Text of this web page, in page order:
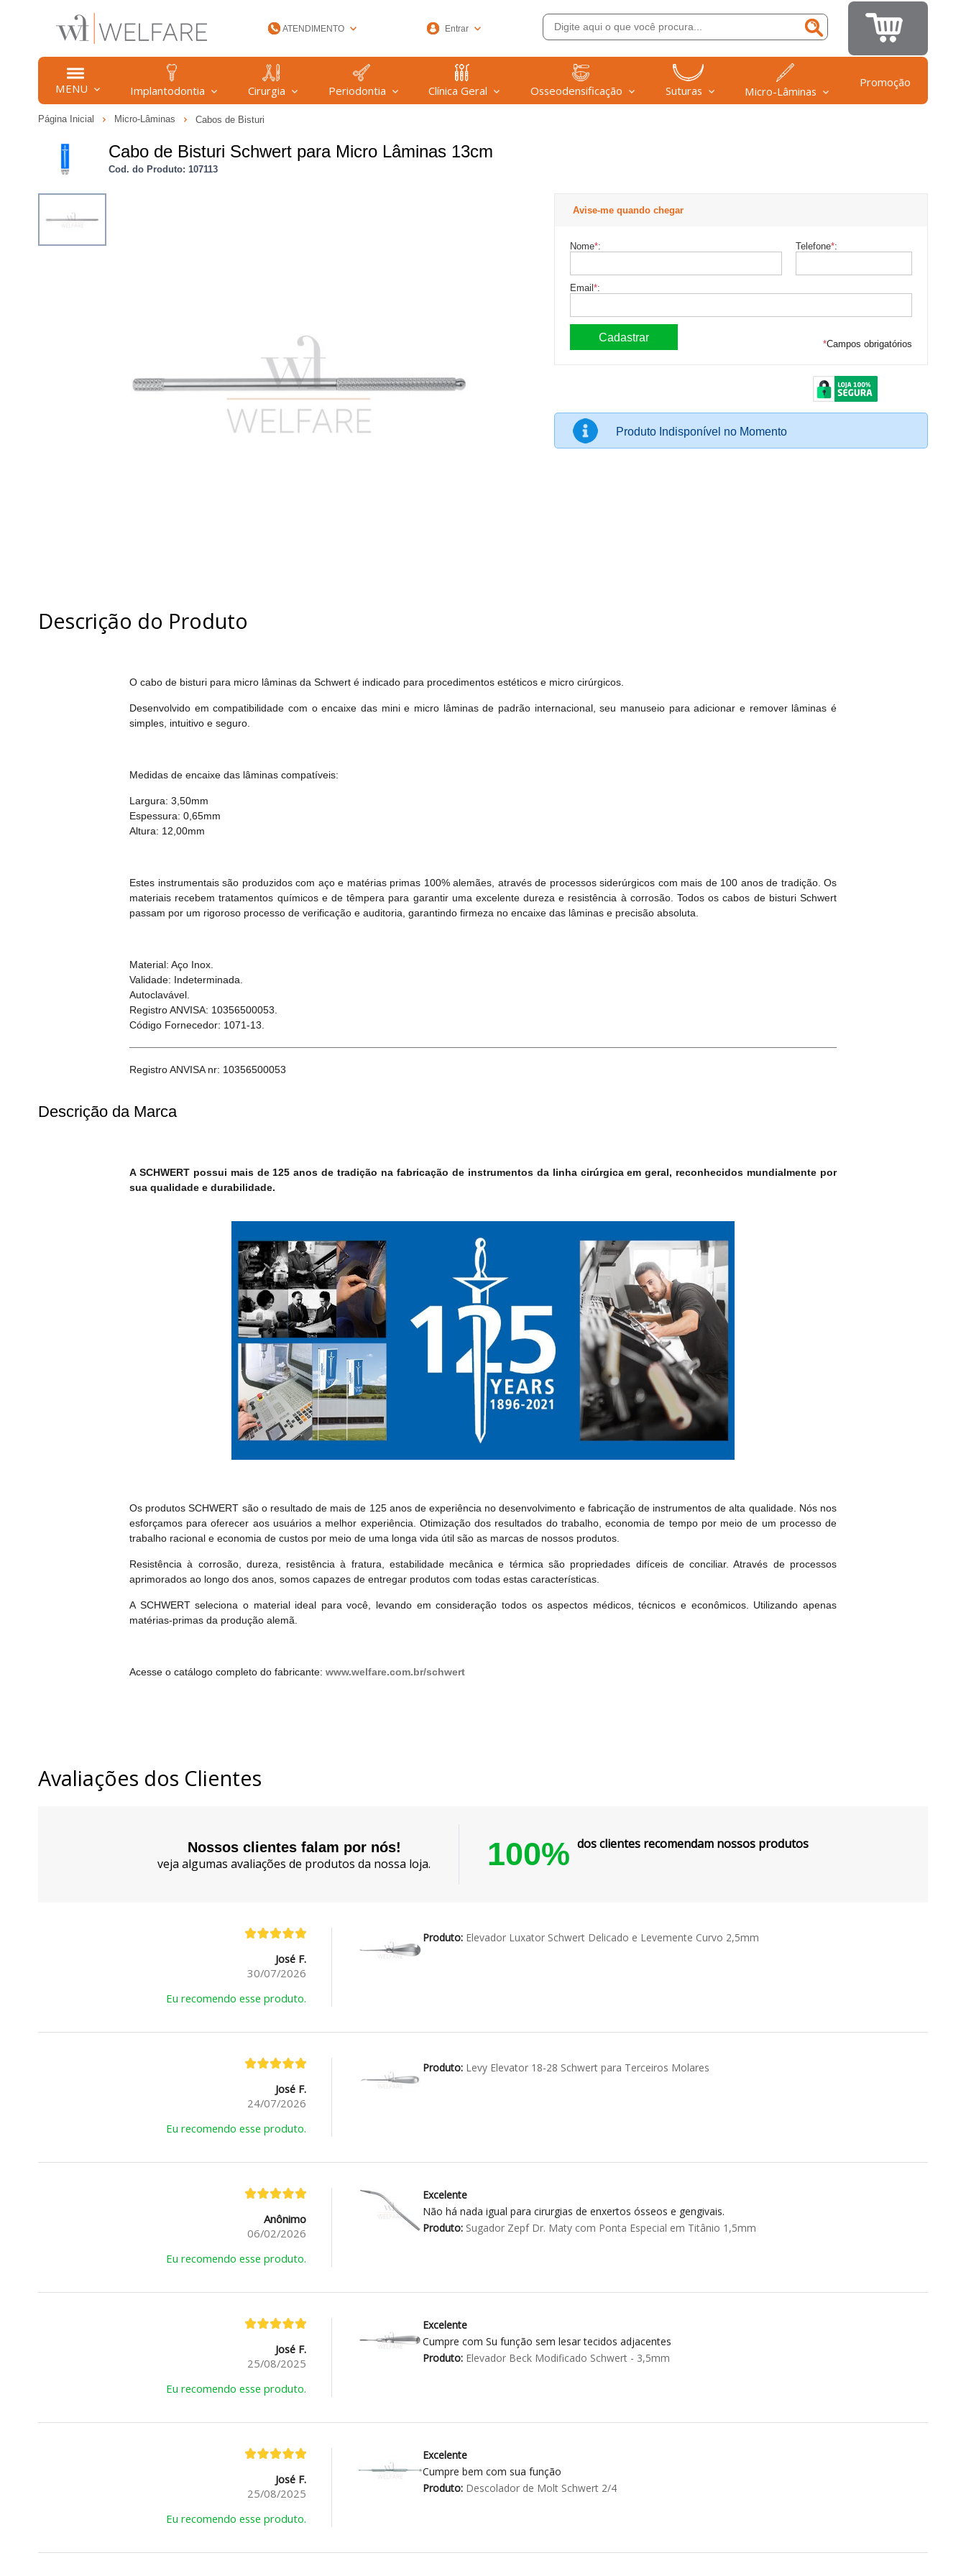
ATENDIMENTO
(47) 99608-9753
Entrar
MENU Implantodontia Cirurgia Periodontia Clínica Geral Osseodensificação Suturas Micro-Lâminas
Promoção
Página Inicial Micro-Lâminas Cabos de Bisturi
Cabo de Bisturi Schwert para Micro Lâminas 13cm
Cod. do Produto: 107113
Avise-me quando chegar
Nome*: Telefone*:
Email *:
*Campos obrigatórios
Produto Indisponível no Momento
Descrição do Produto
O cabo de bisturi para micro lâminas da Schwert é indicado para procedimentos estéticos e micro cirúrgicos.
Desenvolvido em compatibilidade com o encaixe das mini e micro lâminas de padrão internacional, seu manuseio para adicionar e remover lâminas é
simples, intuitivo e seguro.
Medidas de encaixe das lâminas compatíveis:
Largura: 3,50mm
Espessura: 0,65mm
Altura: 12,00mm
Estes instrumentais são produzidos com aço e matérias primas 100% alemães, através de processos siderúrgicos com mais de 100 anos de tradição. Os
materiais recebem tratamentos químicos e de têmpera para garantir uma excelente dureza e resistência à corrosão. Todos os cabos de bisturi Schwert
passam por um rigoroso processo de verificação e auditoria, garantindo firmeza no encaixe das lâminas e precisão absoluta.
Material: Aço Inox.
Validade: Indeterminada.
Autoclavável.
Registro ANVISA: 10356500053.
Código Fornecedor: 1071-13.
Registro ANVISA nr: 10356500053
Descrição da Marca
A SCHWERT possui mais de 125 anos de tradição na fabricação de instrumentos da linha cirúrgica em geral, reconhecidos mundialmente por
sua qualidade e durabilidade.
Os produtos SCHWERT são o resultado de mais de 125 anos de experiência no desenvolvimento e fabricação de instrumentos de alta qualidade. Nós nos
esforçamos para oferecer aos usuários a melhor experiência. Otimização dos resultados do trabalho, economia de tempo por meio de um processo de
trabalho racional e economia de custos por meio de uma longa vida útil são as marcas de nossos produtos.
Resistência à corrosão, dureza, resistência à fratura, estabilidade mecânica e térmica são propriedades difíceis de conciliar. Através de processos
aprimorados ao longo dos anos, somos capazes de entregar produtos com todas estas características.
A SCHWERT seleciona o material ideal para você, levando em consideração todos os aspectos médicos, técnicos e econômicos. Utilizando apenas
matérias-primas da produção alemã.
Acesse o catálogo completo do fabricante: www.welfare.com.br/schwert
Avaliações dos Clientes
Nossos clientes falam por nós!
veja algumas avaliações de produtos da nossa loja.
100% dos clientes recomendam nossos produtos
José F.
30/07/2026
Eu recomendo esse produto.
Produto:Elevador Luxator Schwert Delicado e Levemente Curvo 2,5mm
José F.
24/07/2026
Eu recomendo esse produto.
Produto:Levy Elevator 18-28 Schwert para Terceiros Molares
Anônimo
06/02/2026
Eu recomendo esse produto.
Excelente
Não há nada igual para cirurgias de enxertos ósseos e gengivais.
Produto:Sugador Zepf Dr. Maty com Ponta Especial em Titânio 1,5mm
José F.
25/08/2025
Eu recomendo esse produto.
Excelente
Cumpre com Su função sem lesar tecidos adjacentes
Produto:Elevador Beck Modificado Schwert - 3,5mm
José F.
25/08/2025
Eu recomendo esse produto.
Excelente
Cumpre bem com sua função
Produto:Descolador de Molt Schwert 2/4